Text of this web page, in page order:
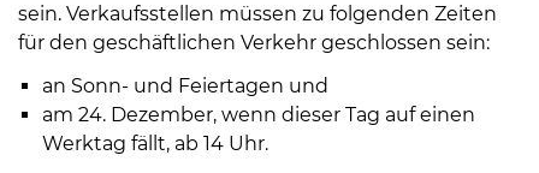
und
sein. Verkaufsstellen müssen zu folgenden Zeiten
für den geschäftlichen Verkehr geschlossen sein:
an Sonn- und Feiertagen und
am 24. Dezember, wenn dieser Tag auf einen
Werktag fällt, ab 14 Uhr.